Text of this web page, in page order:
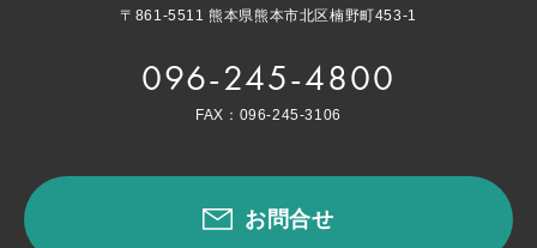
〒861-5511 熊本県熊本市北区楠野町453-1
096-245-4800
FAX：096-245-3106
お問合せ